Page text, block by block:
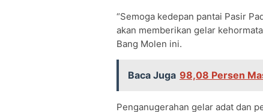
“Semoga kedepan pantai Pasir
akan memberikan gelar
Bang Molen ini.
Baca Juga 98,08 Persen
Penganugerahan gelar adat dan